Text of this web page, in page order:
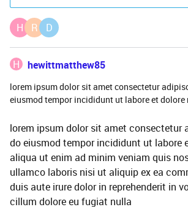
H R D
H hewittmatthew85
lorem ipsum dolor sit amet consectetur
eiusmod tempor incididunt ut labore et dolore
lorem ipsum dolor sit amet consectetur
do eiusmod tempor incididunt ut labore
aliqua ut enim ad minim veniam quis
ullamco laboris nisi ut aliquip ex ea
duis aute irure dolor in reprehenderit in
cillum dolore eu fugiat nulla